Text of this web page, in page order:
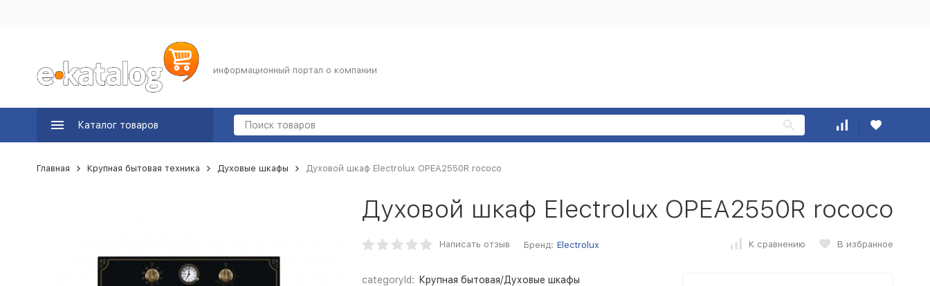
информационный портал о компании
Каталог товаров
Главная Крупная бытовая техника Духовые шкафы Духовой шкаф Electrolux OPEA2550R rococo
Духовой шкаф Electrolux OPEA2550R rococo
Написать отзыв Бренд: Electrolux К сравнению В избранное
categoryId:
Крупная бытовая/Духовые шкафы